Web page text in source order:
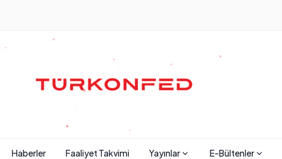
Haberler Faaliyet Takvimi Yayınlar E-Bültenler